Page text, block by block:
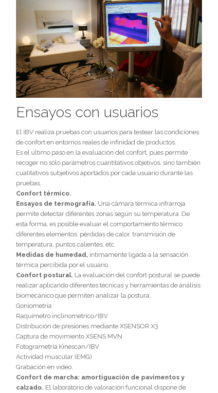
Ensayos con usuarios
El IBV realiza pruebas con usuarios para testear las condiciones
de confort en entornos reales de infinidad de productos.
Es el último paso en la evaluación del confort, pues permite
recoger no sólo parámetros cuantitativos objetivos, sino también
cualitativos subjetivos aportados por cada usuario durante las
pruebas.
Confort térmico.
Ensayos de termografía. Una cámara térmica infrarroja
permite detectar diferentes zonas según su temperatura. De
esta forma, es posible evaluar el comportamiento térmico
diferentes elementos: pérdidas de calor, transmisión de
temperatura, puntos calientes, etc.
Medidas de humedad, íntimamente ligada a la sensación
térmica percibida por el usuario.
Confort postural. La evaluación del confort postural se puede
realizar aplicando diferentes técnicas y herramientas de análisis
biomecánico que permiten analizar la postura:
Goniometría
Raquímetro inclinometríco/IBV
Distribución de presiones mediante XSENSOR X3
Captura de movimiento XSENS MVN
Fotogrametría Kinescan/IBV
Actividad muscular (EMG)
Grabación en video.
Confort de marcha: amortiguación de pavimentos y
calzado. El laboratorio de valoración funcional dispone de